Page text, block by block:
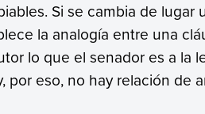
Si se cambia de lugar
la analogía entre una
lo que el senador es a la
por eso, no hay relación de